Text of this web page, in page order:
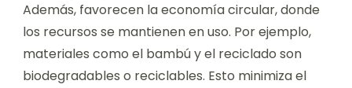
Además, favorecen la economía circular, donde
los recursos se mantienen en uso. Por ejemplo,
materiales como el bambú y el reciclado son
biodegradables o reciclables. Esto minimiza el